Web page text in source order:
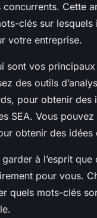
concurrents. Cette
clés sur
votre entreprise.
sont vos
des outils
pour obtenir des
SEA. Vous
obtenir des idées
à l’esprit
pour vous.
quels mots-clés